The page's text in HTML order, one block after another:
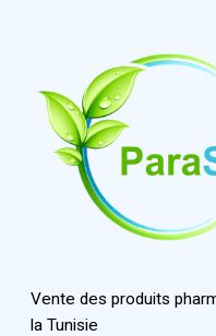
Vente des produits
la Tunisie